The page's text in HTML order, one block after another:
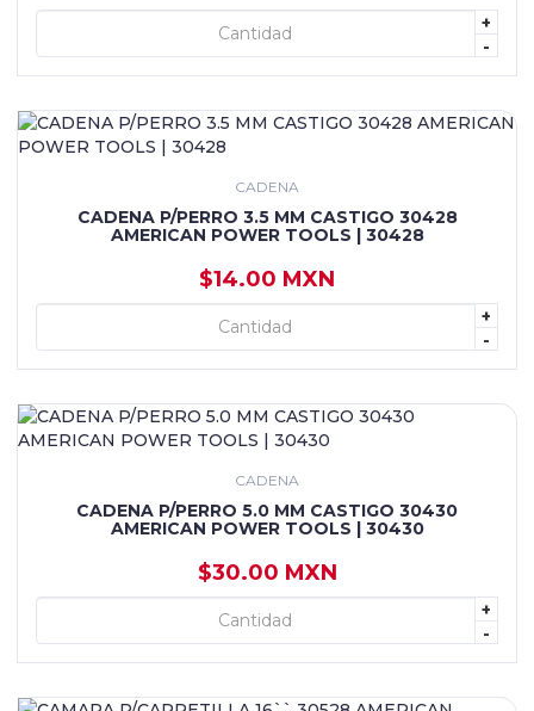
+
-
+ AGREGAR
CADENA
CADENA P/PERRO 3.5 MM CASTIGO 30428
AMERICAN POWER TOOLS | 30428
$14.00 MXN
+
-
+ AGREGAR
CADENA
CADENA P/PERRO 5.0 MM CASTIGO 30430
AMERICAN POWER TOOLS | 30430
$30.00 MXN
+
-
+ AGREGAR